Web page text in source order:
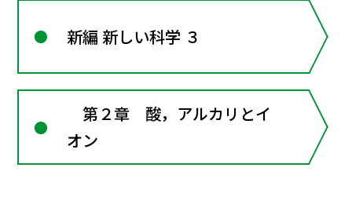
新編 新しい科学 ３
第２章 酸，アルカリとイ
オン